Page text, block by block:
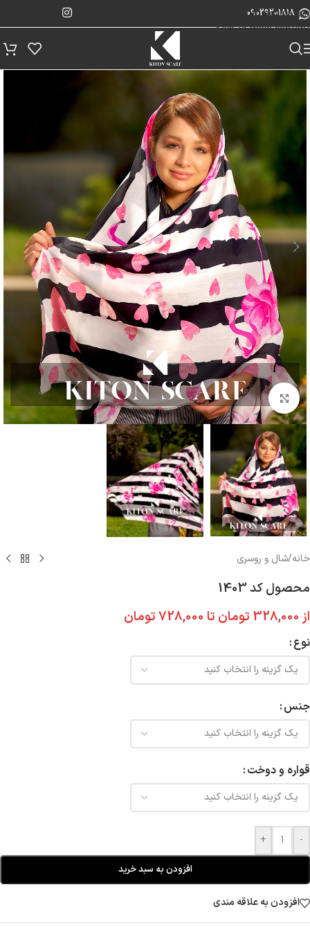
Skip to navigation
Skip to main content
09029201818
بزرگنمایی تصویر
خانه/شال و روسری
محصول کد 1403
از 328,000 تومان تا 728,000تومان
نوع
جنس
قواره و دوخت
-
+
افزودن به سبد خرید
افزودن به علاقه مندی